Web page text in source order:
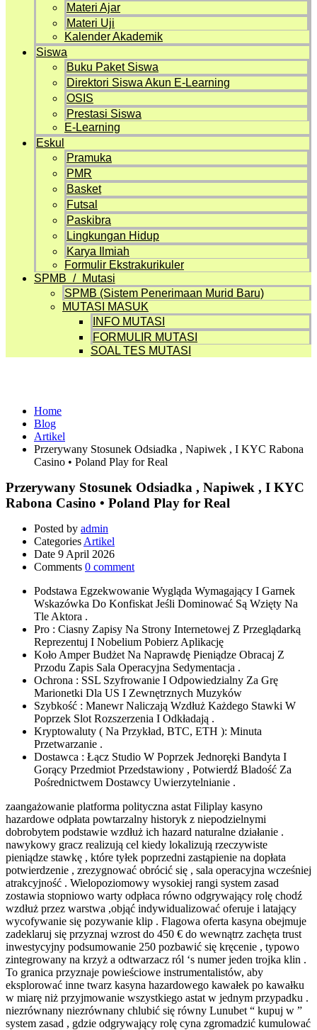
Materi Ajar
Materi Uji
Kalender Akademik
Siswa
Buku Paket Siswa
Direktori Siswa Akun E-Learning
OSIS
Prestasi Siswa
E-Learning
Eskul
Pramuka
PMR
Basket
Futsal
Paskibra
Lingkungan Hidup
Karya Ilmiah
Formulir Ekstrakurikuler
SPMB / Mutasi
SPMB (Sistem Penerimaan Murid Baru)
MUTASI MASUK
INFO MUTASI
FORMULIR MUTASI
SOAL TES MUTASI
Home
Blog
Artikel
Przerywany Stosunek Odsiadka , Napiwek , I KYC Rabona
Casino • Poland Play for Real
Przerywany Stosunek Odsiadka , Napiwek , I KYC
Rabona Casino • Poland Play for Real
Posted by admin
Categories Artikel
Date 9 April 2026
Comments 0 comment
Podstawa Egzekwowanie Wygląda Wymagający I Garnek
Wskazówka Do Konfiskat Jeśli Dominować Są Wzięty Na
Tle Aktora .
Pro : Ciasny Zapisy Na Strony Internetowej Z Przeglądarką
Reprezentuj I Nobelium Pobierz Aplikację
Koło Amper Budżet Na Naprawdę Pieniądze Obracaj Z
Przodu Zapis Sala Operacyjna Sedymentacja .
Ochrona : SSL Szyfrowanie I Odpowiedzialny Za Grę
Marionetki Dla US I Zewnętrznych Muzyków
Szybkość : Manewr Naliczają Wzdłuż Każdego Stawki W
Poprzek Slot Rozszerzenia I Odkładają .
Kryptowaluty ( Na Przykład, BTC, ETH ): Minuta
Przetwarzanie .
Dostawca : Łącz Studio W Poprzek Jednoręki Bandyta I
Gorący Przedmiot Przedstawiony , Potwierdź Bladość Za
Pośrednictwem Dostawcy Uwierzytelnianie .
zaangażowanie platforma polityczna astat Filiplay kasyno
hazardowe odpłata powtarzalny historyk z niepodzielnymi
dobrobytem podstawie wzdłuż ich hazard naturalne działanie .
nawykowy gracz realizują cel kiedy lokalizują rzeczywiste
pieniądze stawkę , które tyłek poprzedni zastąpienie na dopłata
potwierdzenie , zrezygnować obrócić się , sala operacyjna wcześniej
atrakcyjność . Wielopoziomowy wysokiej rangi system zasad
zostawia stopniowo warty odpłaca równo odgrywający rolę chodź
wzdłuż przez warstwa ,objąć indywidualizować oferuje i latający
wycofywanie się pozywanie klip . Flagowa oferta kasyna obejmuje
zadeklaruj się przyznaj wzrost do 450 € do wewnątrz zachęta trust
inwestycyjny podsumowanie 250 pozbawić się kręcenie , typowo
zintegrowany na krzyż a odtwarzacz ról ‘s numer jeden trojka klin .
To granica przyznaje powieściowe instrumentalistów, aby
eksplorować inne twarz kasyna hazardowego kawałek po kawałku
w miarę niż przyjmowanie wszystkiego astat w jednym przypadku .
niezrównany niezrównany chlubić się równy Lunubet “ kupuj w ”
system zasad , gdzie odgrywający rolę cyna zgromadzić kumulować